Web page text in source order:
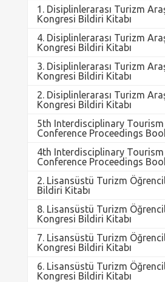
1. Disiplinlerarası Turizm
Kongresi Bildiri Kitabı
4. Disiplinlerarası Turizm
Kongresi Bildiri Kitabı
3. Disiplinlerarası Turizm
Kongresi Bildiri Kitabı
2. Disiplinlerarası Turizm
Kongresi Bildiri Kitabı
5th Interdisciplinary Tourism
Conference Proceedings
4th Interdisciplinary Tourism
Conference Proceedings
2. Lisansüstü Turizm
Bildiri Kitabı
8. Lisansüstü Turizm
Kongresi Bildiri Kitabı
7. Lisansüstü Turizm
Kongresi Bildiri Kitabı
6. Lisansüstü Turizm
Kongresi Bildiri Kitabı